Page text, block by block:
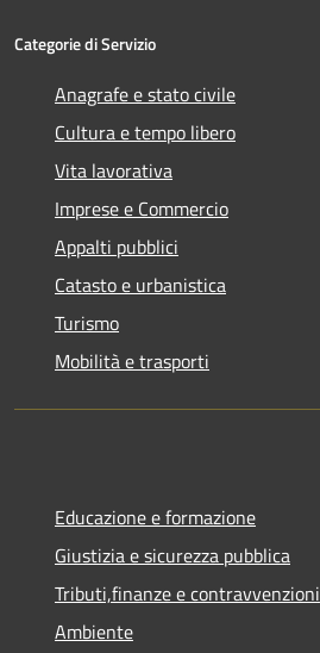
Categorie di Servizio
Anagrafe e stato civile
Cultura e tempo libero
Vita lavorativa
Imprese e Commercio
Appalti pubblici
Catasto e urbanistica
Turismo
Mobilità e trasporti
Educazione e formazione
Giustizia e sicurezza pubblica
Tributi,finanze e contravvenzioni
Ambiente